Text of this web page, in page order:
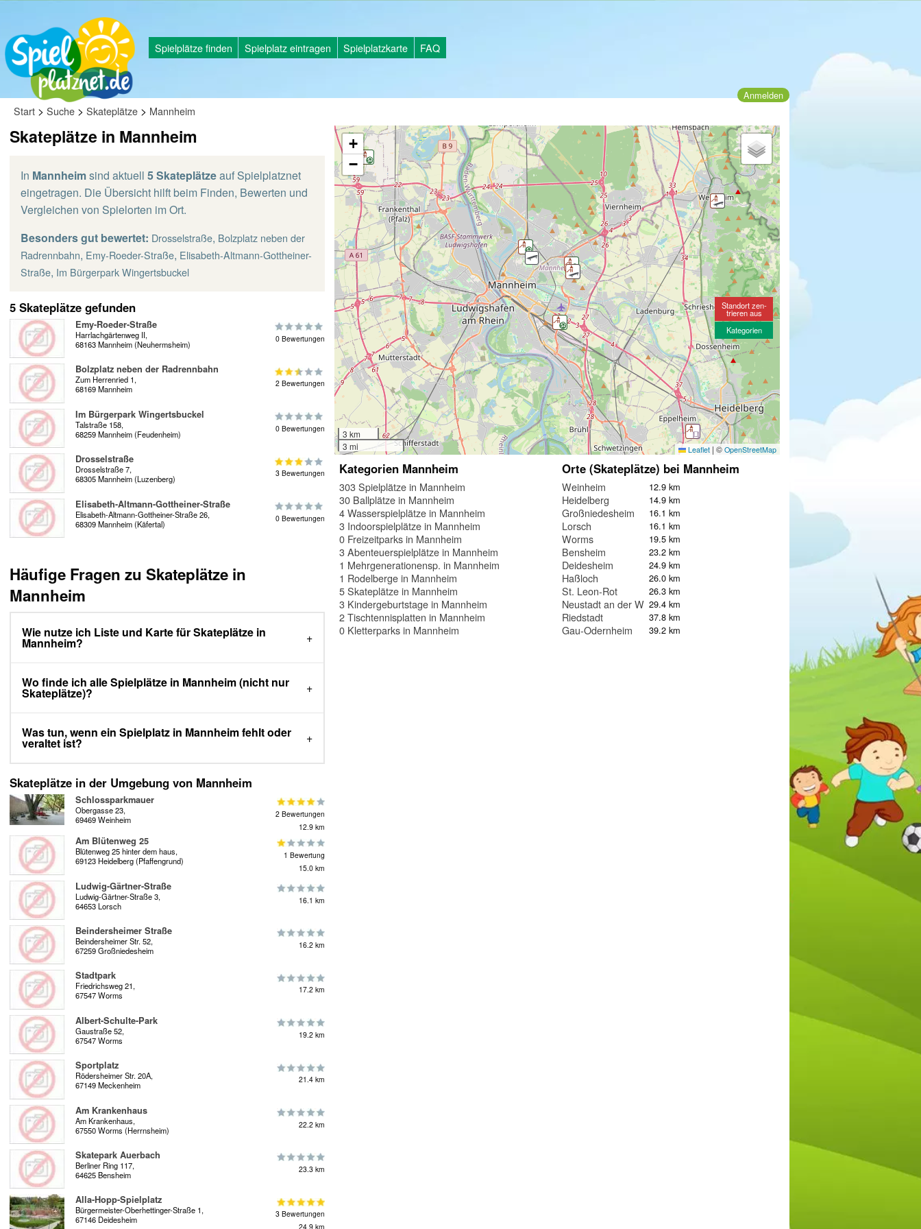
Spielplätze finden Spielplatz eintragen Spielplatzkarte FAQ
Anmelden
Start > Suche > Skateplätze > Mannheim
Skateplätze in Mannheim
In Mannheimsind aktuell 5 Skateplätzeauf Spielplatznet
eingetragen. Die Übersicht hilft beim Finden, Bewerten und
Vergleichen von Spielorten im Ort.
Besonders gut bewertet: Drosselstraße, Bolzplatz neben der
Radrennbahn, Emy-Roeder-Straße, Elisabeth-Altmann-Gottheiner-
Straße, Im Bürgerpark Wingertsbuckel
5 Skateplätze gefunden
Emy-Roeder-Straße
Harrlachgärtenweg II,
68163 Mannheim (Neuhermsheim)
0 Bewertungen
Bolzplatz neben der Radrennbahn
Zum Herrenried 1,
68169 Mannheim
2 Bewertungen
Im Bürgerpark Wingertsbuckel
Talstraße 158,
68259 Mannheim (Feudenheim)
0 Bewertungen
Drosselstraße
Drosselstraße 7,
68305 Mannheim (Luzenberg)
3 Bewertungen
Elisabeth-Altmann-Gottheiner-Straße
Elisabeth-Altmann-Gottheiner-Straße 26,
68309 Mannheim (Käfertal)
0 Bewertungen
Häufige Fragen zu Skateplätze in
Mannheim
Wie nutze ich Liste und Karte für Skateplätze in
Mannheim?
Wo finde ich alle Spielplätze in Mannheim (nicht nur
Skateplätze)?
Was tun, wenn ein Spielplatz in Mannheim fehlt oder
veraltet ist?
Skateplätze in der Umgebung von Mannheim
Schlossparkmauer
Obergasse 23,
69469 Weinheim
2 Bewertungen
12.9 km
Am Blütenweg 25
Blütenweg 25 hinter dem haus,
69123 Heidelberg (Pfaffengrund)
1 Bewertung
15.0 km
Ludwig-Gärtner-Straße
Ludwig-Gärtner-Straße 3,
64653 Lorsch
16.1 km
Beindersheimer Straße
Beindersheimer Str. 52,
67259 Großniedesheim
16.2 km
Stadtpark
Friedrichsweg 21,
67547 Worms
17.2 km
Albert-Schulte-Park
Gaustraße 52,
67547 Worms
19.2 km
Sportplatz
Rödersheimer Str. 20A,
67149 Meckenheim
21.4 km
Am Krankenhaus
Am Krankenhaus,
67550 Worms (Herrnsheim)
22.2 km
Skatepark Auerbach
Berliner Ring 117,
64625 Bensheim
23.3 km
Alla-Hopp-Spielplatz
Bürgermeister-Oberhettinger-Straße 1,
67146 Deidesheim
3 Bewertungen
24.9 km
+
−
3 km
3 mi
Leaflet | © OpenStreetMap
Standort zen-
trieren aus
Kategorien
Kategorien Mannheim
303 Spielplätze in Mannheim
30 Ballplätze in Mannheim
4 Wasserspielplätze in Mannheim
3 Indoorspielplätze in Mannheim
0 Freizeitparks in Mannheim
3 Abenteuerspielplätze in Mannheim
1 Mehrgenerationensp. in Mannheim
1 Rodelberge in Mannheim
5 Skateplätze in Mannheim
3 Kindergeburtstage in Mannheim
2 Tischtennisplatten in Mannheim
0 Kletterparks in Mannheim
Orte (Skateplätze) bei Mannheim
Weinheim 12.9 km
Heidelberg 14.9 km
Großniedesheim 16.1 km
Lorsch 16.1 km
Worms 19.5 km
Bensheim 23.2 km
Deidesheim 24.9 km
Haßloch 26.0 km
St. Leon-Rot 26.3 km
Neustadt an der Weinstraße
29.4 km
Riedstadt 37.8 km
Gau-Odernheim 39.2 km